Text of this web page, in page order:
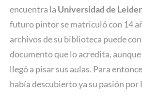
encuentra la Universidad de
futuro pintor se matriculó con 14
archivos de su biblioteca puede
documento que lo acredita,
llegó a pisar sus aulas. Para
había descubierto ya su pasión por